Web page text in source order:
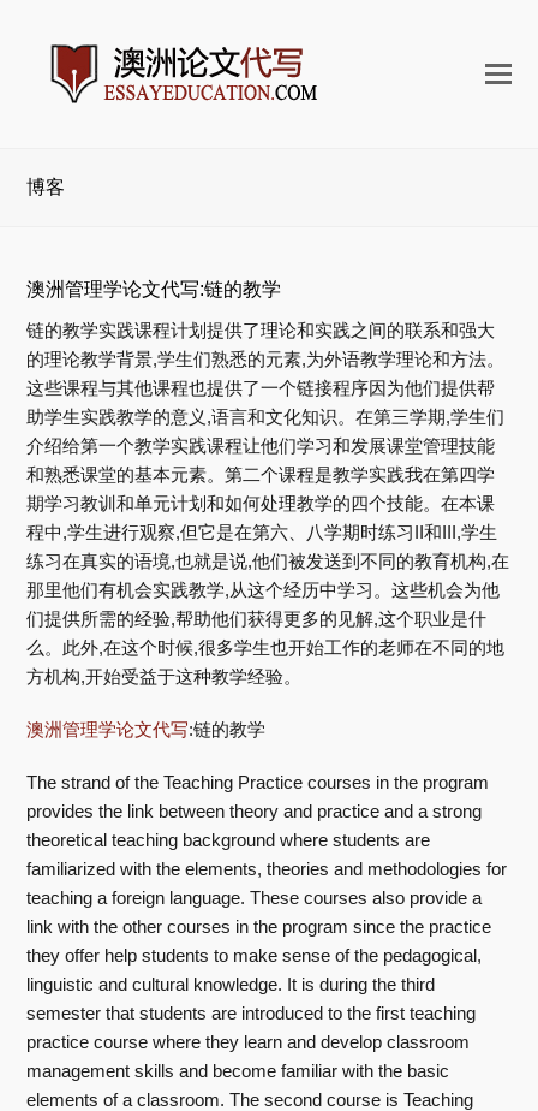
打
博客
澳洲管理学论文代写:链的教学
链的教学实践课程计划提供了理论和实践之间的联系和强大
的理论教学背景,学生们熟悉的元素,为外语教学理论和方法。
这些课程与其他课程也提供了一个链接程序因为他们提供帮
助学生实践教学的意义,语言和文化知识。在第三学期,学生们
介绍给第一个教学实践课程让他们学习和发展课堂管理技能
和熟悉课堂的基本元素。第二个课程是教学实践我在第四学
期学习教训和单元计划和如何处理教学的四个技能。在本课
程中,学生进行观察,但它是在第六、八学期时练习II和III,学生
练习在真实的语境,也就是说,他们被发送到不同的教育机构,在
那里他们有机会实践教学,从这个经历中学习。这些机会为他
们提供所需的经验,帮助他们获得更多的见解,这个职业是什
么。此外,在这个时候,很多学生也开始工作的老师在不同的地
方机构,开始受益于这种教学经验。
澳洲管理学论文代写:链的教学
The strand of the Teaching Practice courses in the program
provides the link between theory and practice and a strong
theoretical teaching background where students are
familiarized with the elements, theories and methodologies for
teaching a foreign language. These courses also provide a
link with the other courses in the program since the practice
they offer help students to make sense of the pedagogical,
linguistic and cultural knowledge. It is during the third
semester that students are introduced to the first teaching
practice course where they learn and develop classroom
management skills and become familiar with the basic
elements of a classroom. The second course is Teaching